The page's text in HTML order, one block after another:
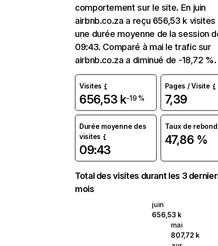
comportement sur le site. En juin
airbnb.co.za a reçu 656,53 k visites
une durée moyenne de la session
09:43. Comparé à mai le trafic sur
airbnb.co.za a diminué de -18,72 %.
Visites
656,53 k-19 %
Pages / Visite
7,39
Durée moyenne des
visites
09:43
Taux de rebond
47,86 %
Total des visites durant les 3
mois
juin
656,53 k
mai
807,72 k